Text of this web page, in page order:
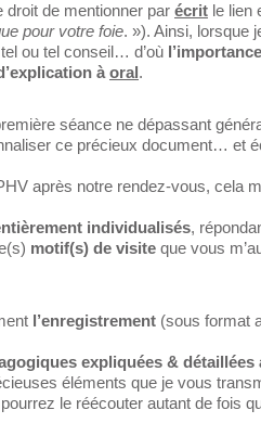
droit de mentionner par écrit le lien
pour votre foie. »). Ainsi, lorsque
ou tel conseil… d’où
à oral.
séance ne dépassant
ce précieux document… et
après notre rendez-vous, cela
individualisés,
motif(s) de visite que vous
l’enregistrement (sous format
expliquées & détaillées
éléments que je vous
le réécouter autant de fois